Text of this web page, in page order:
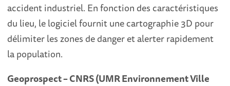
accident industriel. En fonction des caractéristiques
du lieu, le logiciel fournit une cartographie 3D pour
délimiter les zones de danger et alerter rapidement
la population.
Geoprospect – CNRS (UMR Environnement Ville